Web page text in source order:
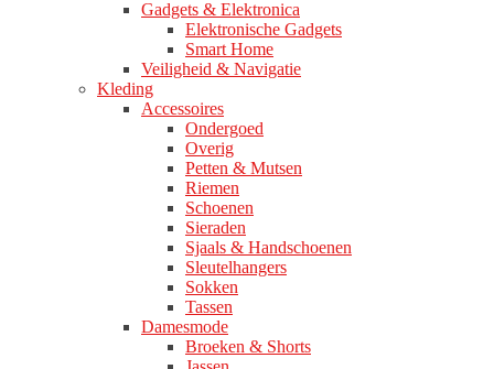
Gadgets & Elektronica
Elektronische Gadgets
Smart Home
Veiligheid & Navigatie
Kleding
Accessoires
Ondergoed
Overig
Petten & Mutsen
Riemen
Schoenen
Sieraden
Sjaals & Handschoenen
Sleutelhangers
Sokken
Tassen
Damesmode
Broeken & Shorts